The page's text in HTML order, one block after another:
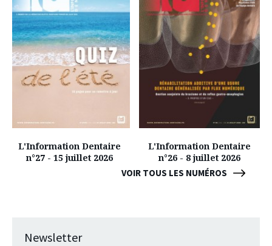
VOIR TOUS LES NUMÉROS
L'Information Dentaire
n°27 - 15 juillet 2026
L'Information Dentaire
n°26 - 8 juillet 2026
Newsletter